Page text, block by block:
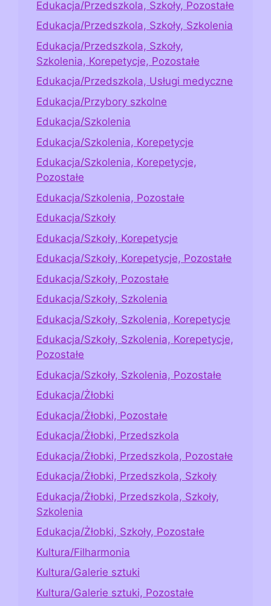
Edukacja/Przedszkola, Szkoły, Pozostałe
Edukacja/Przedszkola, Szkoły, Szkolenia
Edukacja/Przedszkola, Szkoły,
Szkolenia, Korepetycje, Pozostałe
Edukacja/Przedszkola, Usługi medyczne
Edukacja/Przybory szkolne
Edukacja/Szkolenia
Edukacja/Szkolenia, Korepetycje
Edukacja/Szkolenia, Korepetycje,
Pozostałe
Edukacja/Szkolenia, Pozostałe
Edukacja/Szkoły
Edukacja/Szkoły, Korepetycje
Edukacja/Szkoły, Korepetycje, Pozostałe
Edukacja/Szkoły, Pozostałe
Edukacja/Szkoły, Szkolenia
Edukacja/Szkoły, Szkolenia, Korepetycje
Edukacja/Szkoły, Szkolenia, Korepetycje,
Pozostałe
Edukacja/Szkoły, Szkolenia, Pozostałe
Edukacja/Żłobki
Edukacja/Żłobki, Pozostałe
Edukacja/Żłobki, Przedszkola
Edukacja/Żłobki, Przedszkola, Pozostałe
Edukacja/Żłobki, Przedszkola, Szkoły
Edukacja/Żłobki, Przedszkola, Szkoły,
Szkolenia
Edukacja/Żłobki, Szkoły, Pozostałe
Kultura/Filharmonia
Kultura/Galerie sztuki
Kultura/Galerie sztuki, Pozostałe